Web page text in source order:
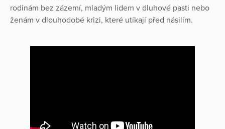
rodinám bez zázemí, mladým lidem v dluhové pasti nebo
ženám v dlouhodobé krizi, které utíkají před násilím.